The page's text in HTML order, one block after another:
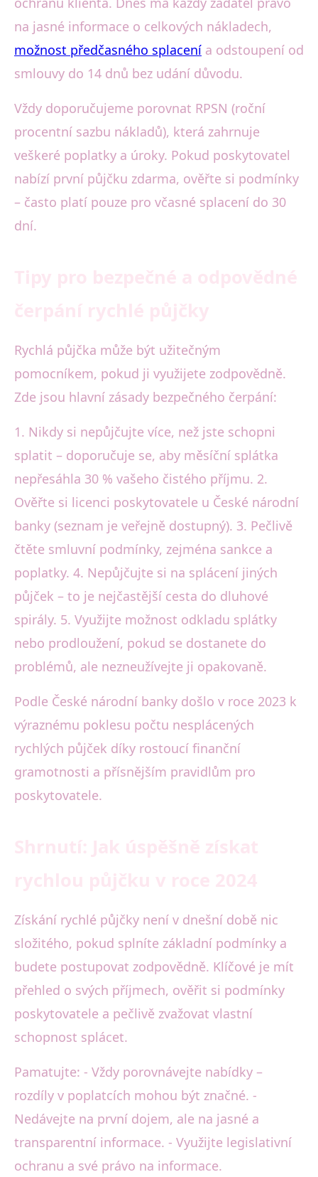
na jasné informace o celkových nákladech,
možnost předčasného splacení a odstoupení od
smlouvy do 14 dnů bez udání důvodu.
Vždy doporučujeme porovnat RPSN (roční
procentní sazbu nákladů), která zahrnuje
veškeré poplatky a úroky. Pokud poskytovatel
nabízí první půjčku zdarma, ověřte si podmínky
– často platí pouze pro včasné splacení do 30
dní.
Rychlá půjčka může být užitečným
pomocníkem, pokud ji využijete zodpovědně.
Zde jsou hlavní zásady bezpečného čerpání:
1. Nikdy si nepůjčujte více, než jste schopni
splatit – doporučuje se, aby měsíční splátka
nepřesáhla 30 % vašeho čistého příjmu. 2.
Ověřte si licenci poskytovatele u České národní
banky (seznam je veřejně dostupný). 3. Pečlivě
čtěte smluvní podmínky, zejména sankce a
poplatky. 4. Nepůjčujte si na splácení jiných
půjček – to je nejčastější cesta do dluhové
spirály. 5. Využijte možnost odkladu splátky
nebo prodloužení, pokud se dostanete do
problémů, ale nezneužívejte ji opakovaně.
Podle České národní banky došlo v roce 2023 k
výraznému poklesu počtu nesplácených
rychlých půjček díky rostoucí finanční
gramotnosti a přísnějším pravidlům pro
poskytovatele.
Získání rychlé půjčky není v dnešní době nic
složitého, pokud splníte základní podmínky a
budete postupovat zodpovědně. Klíčové je mít
přehled o svých příjmech, ověřit si podmínky
poskytovatele a pečlivě zvažovat vlastní
schopnost splácet.
Pamatujte: - Vždy porovnávejte nabídky –
rozdíly v poplatcích mohou být značné. -
Nedávejte na první dojem, ale na jasné a
transparentní informace. - Využijte legislativní
ochranu a své právo na informace.